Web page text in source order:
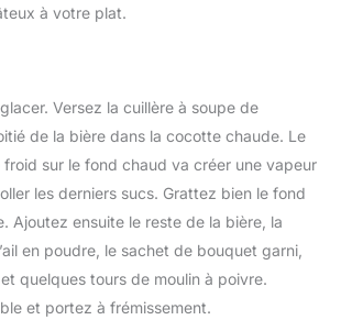
à votre plat.
Versez la cuillère à soupe de
de la bière dans la cocotte chaude. Le
sur le fond chaud va créer une vapeur
les derniers sucs. Grattez bien le fond
Ajoutez ensuite le reste de la bière, la
en poudre, le sachet de bouquet garni,
quelques tours de moulin à poivre.
et portez à frémissement.